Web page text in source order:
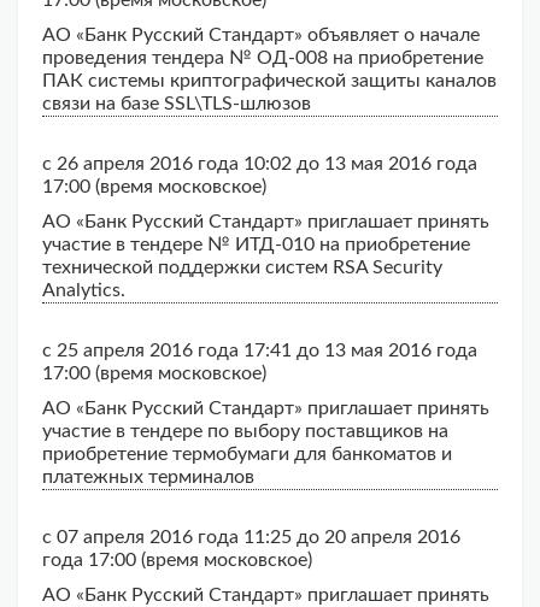
АО «Банк Русский Стандарт» объявляет о начале
проведения тендера № ОД-008 на приобретение
ПАК системы криптографической защиты каналов
связи на базе SSL\TLS-шлюзов
с 26 апреля 2016 года 10:02 до 13 мая 2016 года
17:00 (время московское)
АО «Банк Русский Стандарт» приглашает принять
участие в тендере № ИТД-010 на приобретение
технической поддержки систем RSA Security
Analytics.
с 25 апреля 2016 года 17:41 до 13 мая 2016 года
17:00 (время московское)
АО «Банк Русский Стандарт» приглашает принять
участие в тендере по выбору поставщиков на
приобретение термобумаги для банкоматов и
платежных терминалов
с 07 апреля 2016 года 11:25 до 20 апреля 2016
года 17:00 (время московское)
АО «Банк Русский Стандарт» приглашает принять